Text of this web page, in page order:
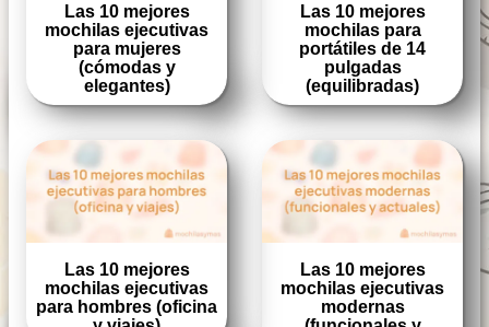
Las 10 mejores
mochilas ejecutivas
para mujeres
(cómodas y
elegantes)
Las 10 mejores
mochilas para
portátiles de 14
pulgadas
(equilibradas)
Las 10 mejores
mochilas ejecutivas
para hombres (oficina
Las 10 mejores
mochilas ejecutivas
modernas